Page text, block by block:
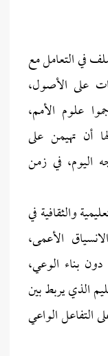
في التعامل مع
على الأصول،
علوم الأمم،
أن تهيمن على
اليوم، في زمن
والثقافية في
الأعمى،
بناء الوعي،
الذي يربط بين
التفاعل الواعي